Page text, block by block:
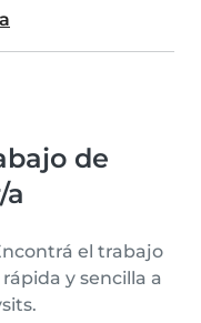
de
el trabajo
y sencilla a